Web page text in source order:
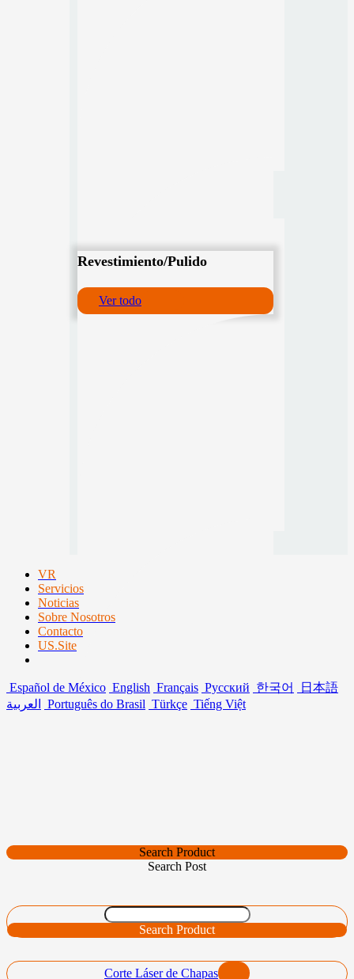
Revestimiento/Pulido
Ver todo
VR
Servicios
Noticias
Sobre Nosotros
Contacto
US.Site
Español de México English Français Русский 한국어
日本語
العربية
Português do Brasil Türkçe Tiếng Việt
Search Product
Search Post
Search Product
Corte Láser de Chapas